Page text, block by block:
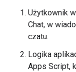
Użytkownik
Chat, w
czatu.
Logika
Apps Script,